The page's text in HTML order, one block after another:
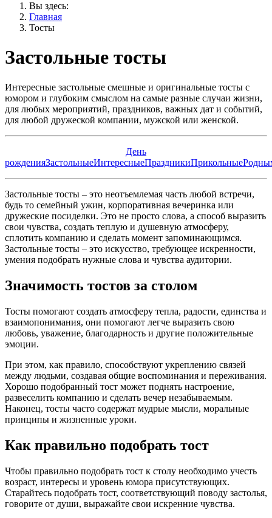
Вы здесь:
Главная
Тосты
Застольные тосты
Интересные застольные смешные и оригинальные тосты с
юмором и глубоким смыслом на самые разные случаи жизни,
для любых мероприятий, праздников, важных дат и событий,
для любой дружеской компании, мужской или женской.
День
рожденияЗастольныеИнтересныеПраздникиПрикольные
Застольные тосты – это неотъемлемая часть любой встречи,
будь то семейный ужин, корпоративная вечеринка или
дружеские посиделки. Это не просто слова, а способ выразить
свои чувства, создать теплую и душевную атмосферу,
сплотить компанию и сделать момент запоминающимся.
Застольные тосты – это искусство, требующее искренности,
умения подобрать нужные слова и чувства аудитории.
Значимость тостов за столом
Тосты помогают создать атмосферу тепла, радости, единства и
взаимопонимания, они помогают легче выразить свою
любовь, уважение, благодарность и другие положительные
эмоции.
При этом, как правило, способствуют укреплению связей
между людьми, создавая общие воспоминания и переживания.
Хорошо подобранный тост может поднять настроение,
развеселить компанию и сделать вечер незабываемым.
Наконец, тосты часто содержат мудрые мысли, моральные
принципы и жизненные уроки.
Как правильно подобрать тост
Чтобы правильно подобрать тост к столу необходимо учесть
возраст, интересы и уровень юмора присутствующих.
Старайтесь подобрать тост, соответствующий поводу застолья,
говорите от души, выражайте свои искренние чувства.